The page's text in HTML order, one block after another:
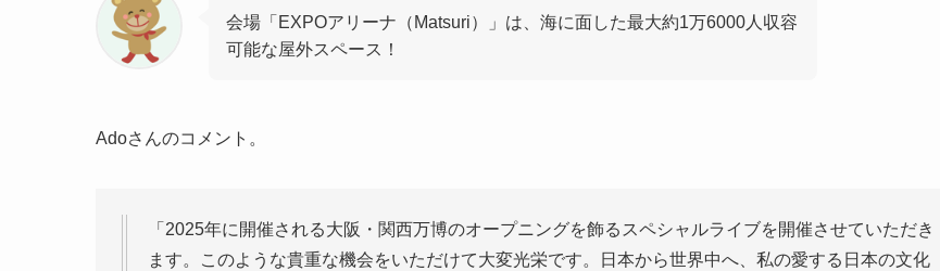
会場「EXPOアリーナ（Matsuri）」は、海に面した最大約1万6000人収容
可能な屋外スペース！
Adoさんのコメント。
「2025年に開催される大阪・関西万博のオープニングを飾るスペシャルライブを開催させていただき
ます。このような貴重な機会をいただけて大変光栄です。日本から世界中へ、私の愛する日本の文化